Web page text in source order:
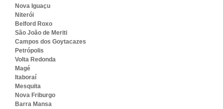
Nova Iguaçu
Niterói
Belford Roxo
São João de Meriti
Campos dos Goytacazes
Petrópolis
Volta Redonda
Magé
Itaboraí
Mesquita
Nova Friburgo
Barra Mansa